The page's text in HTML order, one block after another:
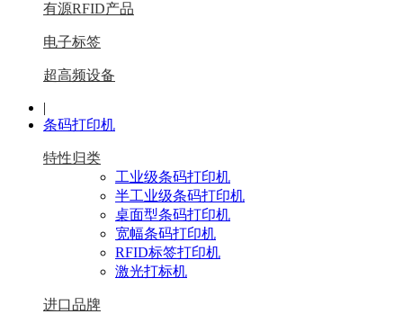
有源RFID产品
电子标签
超高频设备
|
条码打印机
特性归类
工业级条码打印机
半工业级条码打印机
桌面型条码打印机
宽幅条码打印机
RFID标签打印机
激光打标机
进口品牌